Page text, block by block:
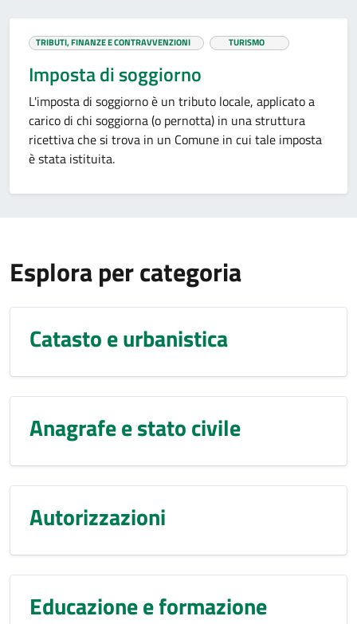
TRIBUTI, FINANZE E CONTRAVVENZIONI TURISMO
Imposta di soggiorno
L'imposta di soggiorno è un tributo locale, applicato a
carico di chi soggiorna (o pernotta) in una struttura
ricettiva che si trova in un Comune in cui tale imposta
è stata istituita.
Esplora per categoria
Catasto e urbanistica
Anagrafe e stato civile
Autorizzazioni
Educazione e formazione